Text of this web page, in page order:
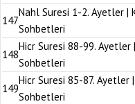
147
Nahl Suresi 1-2. Ayetler |
Sohbetleri
148
Hicr Suresi 88-99. Ayetler |
Sohbetleri
149
Hicr Suresi 85-87. Ayetler |
Sohbetleri